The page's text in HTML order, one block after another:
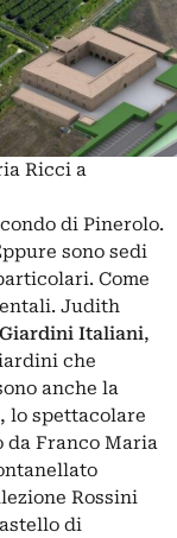
Ricci a
di Pinerolo.
sono sedi
Come
Judith
Italiani,
che
anche la
lo spettacolare
da Franco Maria
Rossini
di